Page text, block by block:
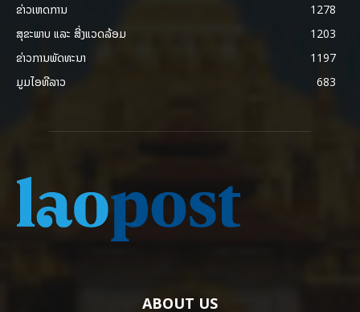
ຂ່າວເຫດການ
1278
ສຸຂະພາບ ແລະ ສີ່ງແວດລ້ອມ
1203
ຂ່າວການພັດທະນາ
1197
ມູມໄອທີລາວ
683
ABOUT US